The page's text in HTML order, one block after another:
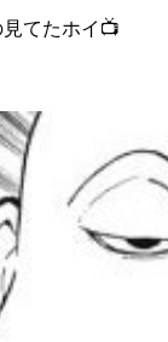
てたホイ📺️